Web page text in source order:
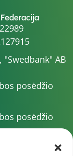
"Swedbank" AB
posėdžio
posėdžio
protokolas